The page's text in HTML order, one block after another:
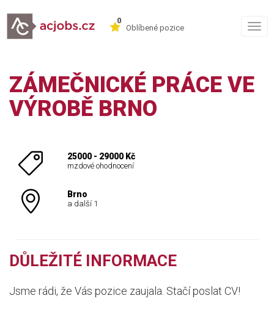
0
Oblíbené pozice
ZÁMEČNICKÉ PRÁCE VE
VÝROBĚ BRNO
25000 - 29000 Kč
mzdové ohodnocení
Brno
a další 1
DŮLEŽITÉ INFORMACE
Jsme rádi, že Vás pozice zaujala. Stačí poslat CV!